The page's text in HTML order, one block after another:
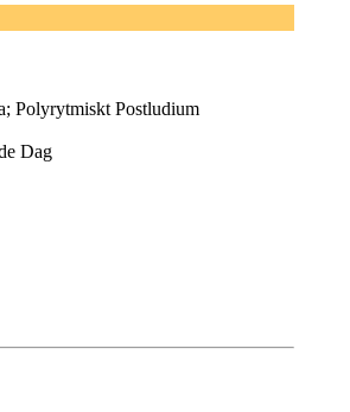
Polyrytmiskt Postludium
Dag